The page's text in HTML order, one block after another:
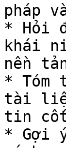
pháp
* Hỏi
khái
nền
* Tóm
tài
tin cốt
* Gợi